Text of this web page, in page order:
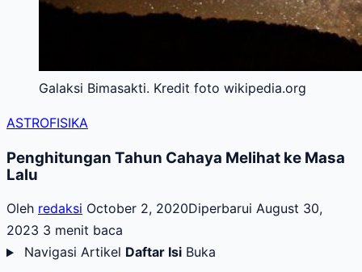
Galaksi Bimasakti. Kredit foto wikipedia.org
ASTROFISIKA
Penghitungan Tahun Cahaya Melihat ke Masa
Lalu
Oleh redaksi October 2, 2020Diperbarui August 30,
2023 3 menit baca
Navigasi Artikel Daftar Isi Buka